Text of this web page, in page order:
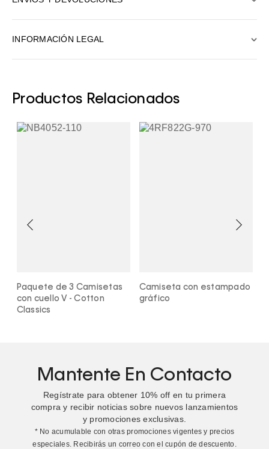
9
INFORMACIÓN LEGAL
Productos Relacionados
Paquete de 3 Camisetas
con cuello V - Cotton
Classics
Camiseta con estampado
gráfico
Mantente En Contacto
Regístrate para obtener 10% off en tu primera
compra y recibir noticias sobre nuevos lanzamientos
y promociones exclusivas.
* No acumulable con otras promociones vigentes y precios
especiales. Recibirás un correo con el cupón de descuento.